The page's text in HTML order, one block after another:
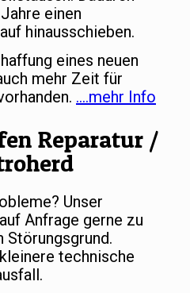
einen
hinausschieben.
eines neuen
mehr Zeit für
….mehr Info
Reparatur /
Unser
Anfrage gerne zu
Störungsgrund.
technische